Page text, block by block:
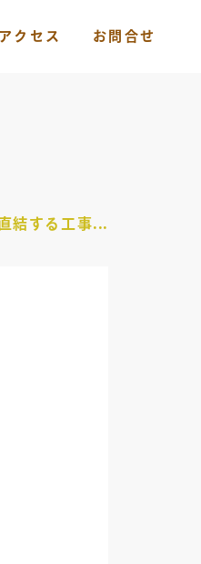
アクセス お問合せ
結する工事...